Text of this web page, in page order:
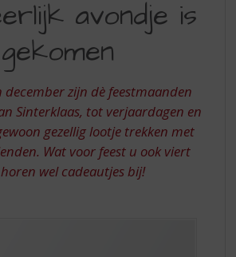
avondje is
gekomen
december zijn dè feestmaanden
Sinterklaas, tot verjaardagen en
gezellig lootje trekken met
Wat voor feest u ook viert
wel cadeautjes bij!